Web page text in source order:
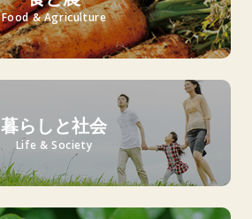
Food & Agriculture
暮らしと社会
Life & Society